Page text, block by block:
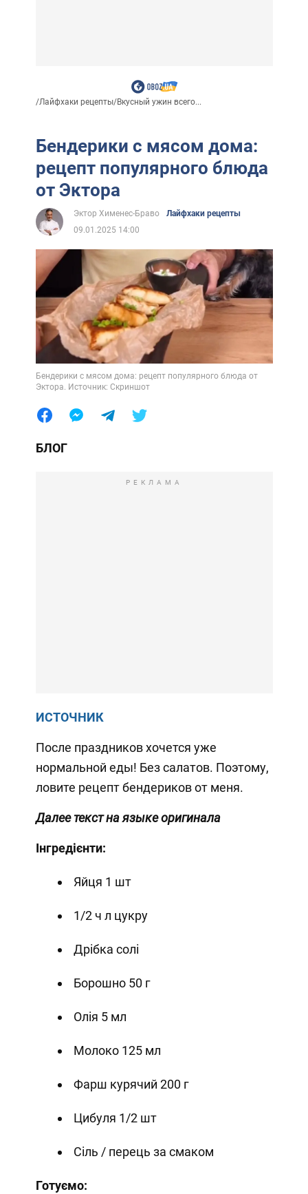
/Лайфхаки рецепты/Вкусный ужин всего...
Бендерики с мясом дома:
рецепт популярного блюда
от Эктора
Эктор Хименес-Браво
Лайфхаки рецепты
09.01.2025 14:00
Бендерики с мясом дома: рецепт популярного блюда от
Эктора. Источник: Скриншот
БЛОГ
РЕКЛАМА
ИСТОЧНИК
После праздников хочется уже
нормальной еды! Без салатов. Поэтому,
ловите рецепт бендериков от меня.
Далее текст на языке оригинала
Інгредієнти:
Яйця 1 шт
1/2 ч л цукру
Дрібка солі
Борошно 50 г
Олія 5 мл
Молоко 125 мл
Фарш курячий 200 г
Цибуля 1/2 шт
Сіль / перець за смаком
Готуємо: